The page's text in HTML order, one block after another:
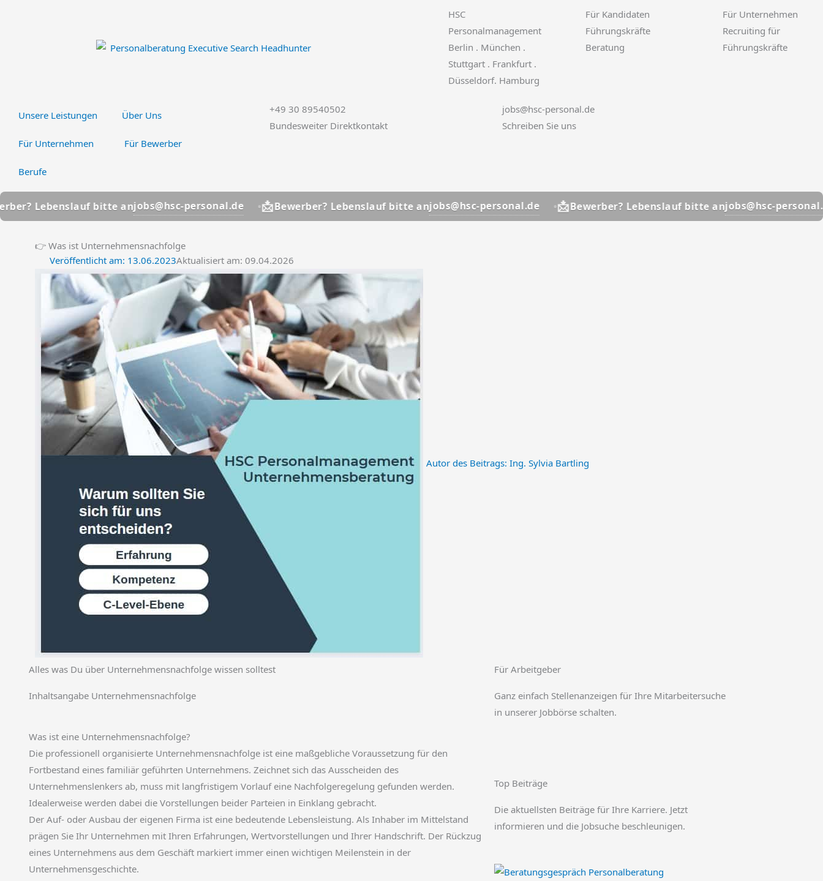
HSC
Personalmanagement
Berlin . München .
Stuttgart . Frankfurt .
Düsseldorf. Hamburg
Für Kandidaten
Führungskräfte
Beratung
Für Unternehmen
Recruiting für
Führungskräfte
Unsere Leistungen Über Uns
Für Unternehmen Für Bewerber
Berufe
+49 30 89540502
Bundesweiter Direktkontakt
jobs@hsc-personal.de
Schreiben Sie uns
bitte an jobs@hsc-personal.de 📩Bewerber? Lebenslauf bitte an jobs@hsc-personal.de 📩Bewerber? Lebenslauf bitte an jobs@hsc-personal.de
👉 Was ist Unternehmensnachfolge
Veröffentlicht am: 13.06.2023Aktualisiert am: 09.04.2026
Autor des Beitrags: Ing. Sylvia Bartling
Alles was Du über Unternehmensnachfolge wissen solltest
Inhaltsangabe Unternehmensnachfolge
Was ist eine Unternehmensnachfolge?
Die professionell organisierte Unternehmensnachfolge ist eine maßgebliche Voraussetzung für den
Fortbestand eines familiär geführten Unternehmens. Zeichnet sich das Ausscheiden des
Unternehmenslenkers ab, muss mit langfristigem Vorlauf eine Nachfolgeregelung gefunden werden.
Idealerweise werden dabei die Vorstellungen beider Parteien in Einklang gebracht.
Der Auf- oder Ausbau der eigenen Firma ist eine bedeutende Lebensleistung. Als Inhaber im Mittelstand
prägen Sie Ihr Unternehmen mit Ihren Erfahrungen, Wertvorstellungen und Ihrer Handschrift. Der Rückzug
eines Unternehmens aus dem Geschäft markiert immer einen wichtigen Meilenstein in der
Unternehmensgeschichte.
Für Arbeitgeber
Ganz einfach Stellenanzeigen für Ihre Mitarbeitersuche
in unserer Jobbörse schalten.
Top Beiträge
Die aktuellsten Beiträge für Ihre Karriere. Jetzt
informieren und die Jobsuche beschleunigen.